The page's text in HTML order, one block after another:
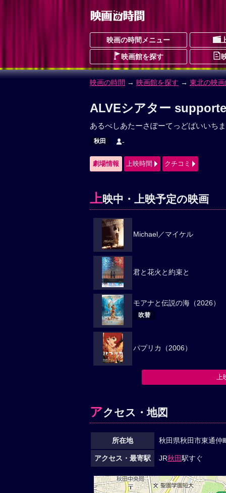
映画の時間メニュー
映画館を探す
映画の時間 → 映画館を探す → 東北の映
ALVEシアター
あるべしあたーさぽーてっどばいいち
秋田 -
劇場情報 上映時間 クチコミ
上映中・上映予定の映画
Michael／マイケル
君と花火と約束と
モアナと伝説の海（2026）
吹替
パプリカ（2006）
上
アクセス・地図
所在地 秋田県秋田市東通仲
アクセス・最寄駅 JR秋田駅すぐ